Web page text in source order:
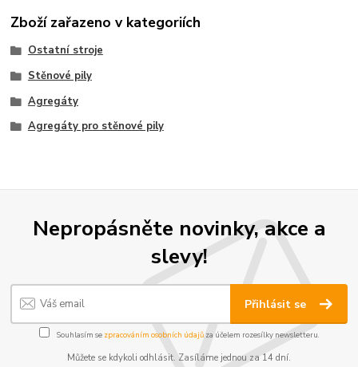
Zboží zařazeno v kategoriích
Ostatní stroje
Stěnové pily
Agregáty
Agregáty pro stěnové pily
Nepropásněte novinky, akce a
slevy!
Přihlásit se
Souhlasím se zpracováním osobních údajůza účelem rozesílky newsletteru.
Můžete se kdykoli odhlásit. Zasíláme jednou za 14 dní.